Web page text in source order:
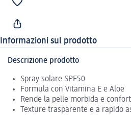
Informazioni sul prodotto
Descrizione prodotto
Spray solare SPF50
Formula con Vitamina E e Aloe
Rende la pelle morbida e
Texture trasparente e a rapido